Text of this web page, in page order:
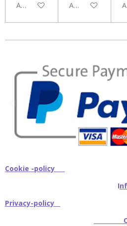
Aggiungi al carrelloAggiungi al
Cookie -policy
I
Privacy-policy
Chi